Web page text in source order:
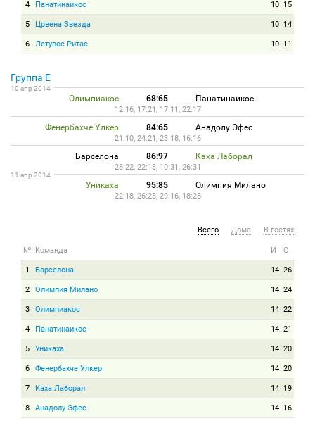
4 Панатинаикос 10 15
5 Црвена Звезда 10 14
6 Летувос Ритас 10 11
Группа E
10 апр 2014
Олимпиакос 68:65 Панатинаикос
12:16, 17:21, 17:11, 22:17
Фенербахче Улкер 84:65 Анадолу Эфес
21:10, 24:21, 23:18, 16:16
Барселона 86:97 Каха Лаборал
28:22, 22:13, 10:31, 26:31
11 апр 2014
Уникаха 95:85 Олимпия Милано
22:18, 26:23, 29:16, 18:28
Всего Дома В гостях
№ Команда И О
1 Барселона 14 26
2 Олимпия Милано 14 24
3 Олимпиакос 14 22
4 Панатинаикос 14 21
5 Уникаха 14 20
6 Фенербахче Улкер 14 20
7 Каха Лаборал 14 19
8 Анадолу Эфес 14 16